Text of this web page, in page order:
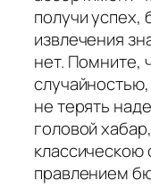
получи успех,
извлечения
нет. Помните,
не терять
головой
классическою
правлением